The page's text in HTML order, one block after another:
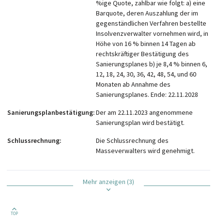
%ige Quote, zahlbar wie folgt: a) eine
Barquote, deren Auszahlung der im
gegenständlichen Verfahren bestellte
Insolvenzverwalter vornehmen wird, in
Höhe von 16 % binnen 14 Tagen ab
rechtskräftiger Bestätigung des
Sanierungsplanes b) je 8,4 % binnen 6,
12, 18, 24, 30, 36, 42, 48, 54, und 60
Monaten ab Annahme des
Sanierungsplanes. Ende: 22.11.2028
Sanierungsplanbestätigung Der am 22.11.2023 angenommene
Sanierungsplan wird bestätigt.
Schlussrechnung
Die Schlussrechnung des
Masseverwalters wird genehmigt.
Mehr anzeigen (3)
TOP